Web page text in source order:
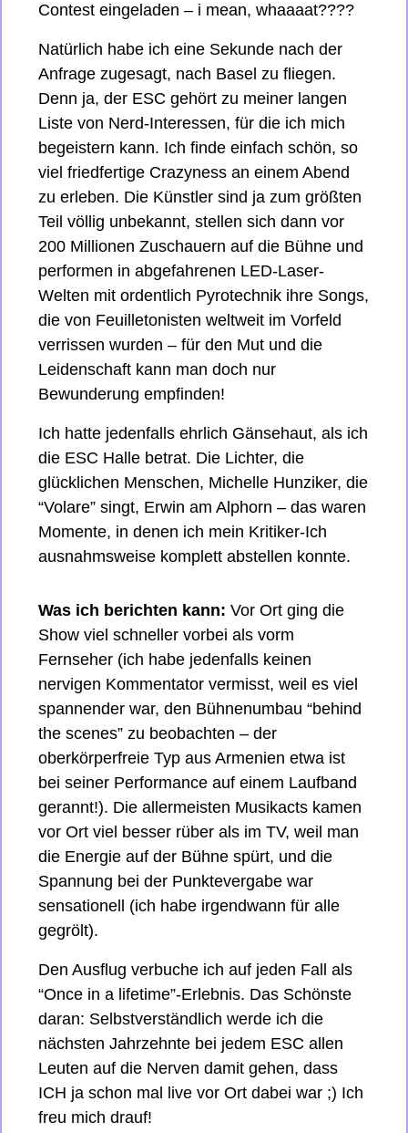
Contest eingeladen – i mean, whaaaat????
Natürlich habe ich eine Sekunde nach der
Anfrage zugesagt, nach Basel zu fliegen.
Denn ja, der ESC gehört zu meiner langen
Liste von Nerd-Interessen, für die ich mich
begeistern kann. Ich finde einfach schön, so
viel friedfertige Crazyness an einem Abend
zu erleben. Die Künstler sind ja zum größten
Teil völlig unbekannt, stellen sich dann vor
200 Millionen Zuschauern auf die Bühne und
performen in abgefahrenen LED-Laser-
Welten mit ordentlich Pyrotechnik ihre Songs,
die von Feuilletonisten weltweit im Vorfeld
verrissen wurden – für den Mut und die
Leidenschaft kann man doch nur
Bewunderung empfinden!
Ich hatte jedenfalls ehrlich Gänsehaut, als ich
die ESC Halle betrat. Die Lichter, die
glücklichen Menschen, Michelle Hunziker, die
“Volare” singt, Erwin am Alphorn – das waren
Momente, in denen ich mein Kritiker-Ich
ausnahmsweise komplett abstellen konnte.
Was ich berichten kann: Vor Ort ging die
Show viel schneller vorbei als vorm
Fernseher (ich habe jedenfalls keinen
nervigen Kommentator vermisst, weil es viel
spannender war, den Bühnenumbau “behind
the scenes” zu beobachten – der
oberkörperfreie Typ aus Armenien etwa ist
bei seiner Performance auf einem Laufband
gerannt!). Die allermeisten Musikacts kamen
vor Ort viel besser rüber als im TV, weil man
die Energie auf der Bühne spürt, und die
Spannung bei der Punktevergabe war
sensationell (ich habe irgendwann für alle
gegrölt).
Den Ausflug verbuche ich auf jeden Fall als
“Once in a lifetime”-Erlebnis. Das Schönste
daran: Selbstverständlich werde ich die
nächsten Jahrzehnte bei jedem ESC allen
Leuten auf die Nerven damit gehen, dass
ICH ja schon mal live vor Ort dabei war ;) Ich
freu mich drauf!